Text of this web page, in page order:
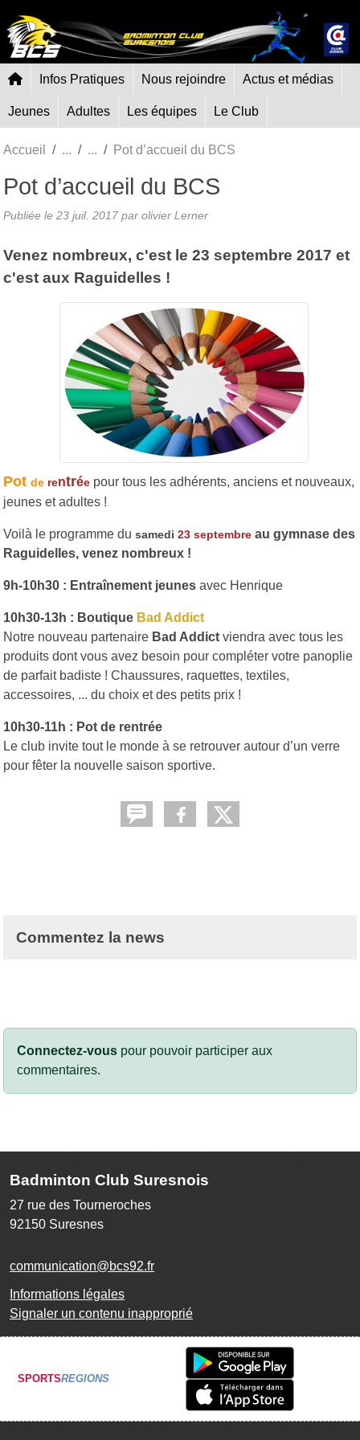
Infos Pratiques Nous rejoindre Actus et médias
Jeunes Adultes Les équipes Le Club
Accueil Pot d’accueil du BCS
Pot d’accueil du BCS
Publiée le 23 juil. 2017 par olivier Lerner
Venez nombreux, c'est le 23 septembre 2017 et
c'est aux Raguidelles !
Pot de rentrée pour tous les adhérents, anciens et nouveaux,
jeunes et adultes !
Voilà le programme du samedi 23 septembre au gymnase des
Raguidelles, venez nombreux !
9h-10h30 : Entraînement jeunes avec Henrique
10h30-13h : Boutique Bad Addict
Notre nouveau partenaire Bad Addict viendra avec tous les
produits dont vous avez besoin pour compléter votre panoplie
de parfait badiste ! Chaussures, raquettes, textiles,
accessoires, ... du choix et des petits prix !
10h30-11h : Pot de rentrée
Le club invite tout le monde à se retrouver autour d’un verre
pour fêter la nouvelle saison sportive.
Commentez la news
Connectez-vous pour pouvoir participer aux
commentaires.
Badminton Club Suresnois
27 rue des Tourneroches
92150 Suresnes
communication@bcs92.fr
Informations légales
Signaler un contenu inapproprié
SPORTSREGIONS